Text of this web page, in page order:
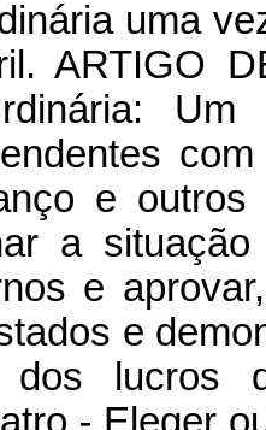
uma
ARTIGO
e
a
e
e
dos lucros